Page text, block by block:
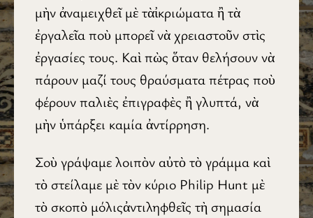
μὴν ἀναμειχθεῖ μὲ τὰἰκριώματα ἢ τὰ
ἐργαλεῖα ποὺ μπορεῖ νὰ χρειαστοῦν στὶς
ἐργασίες τους. Καὶ πὼς ὅταν θελήσουν νὰ
πάρουν μαζί τους θραύσματα πέτρας ποὺ
φέρουν παλιὲς ἐπιγραφὲς ἢ γλυπτά, νὰ
μὴν ὑπάρξει καμία ἀντίρρηση.
Σοὺ γράψαμε λοιπὸν αὐτὸ τὸ γράμμα καὶ
τὸ στείλαμε μὲ τὸν κύριο Philip Hunt μὲ
τὸ σκοπὸ μόλιςἀντιληφθεῖς τὴ σημασία